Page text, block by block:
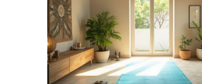
Por Fernando Vale 26/02/2026
Guia completo sobre paternidade
chegada do bebê, fortaleça laços e
se…